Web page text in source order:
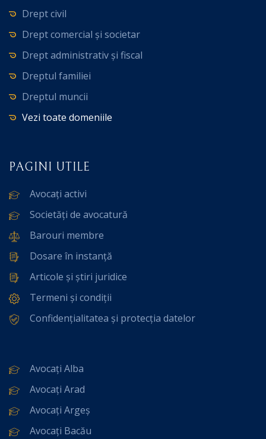
Drept civil
Drept comercial și societar
Drept administrativ și fiscal
Dreptul familiei
Dreptul muncii
Vezi toate domeniile
PAGINI UTILE
Avocați activi
Societăți de avocatură
Barouri membre
Dosare în instanță
Articole și știri juridice
Termeni și condiții
Confidențialitatea și protecția datelor
Avocați Alba
Avocați Arad
Avocați Argeș
Avocați Bacău